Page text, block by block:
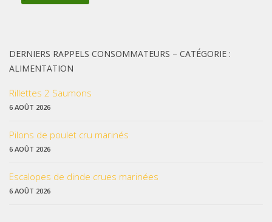
DERNIERS RAPPELS CONSOMMATEURS – CATÉGORIE :
ALIMENTATION
Rillettes 2 Saumons
6 AOÛT 2026
Pilons de poulet cru marinés
6 AOÛT 2026
Escalopes de dinde crues marinées
6 AOÛT 2026